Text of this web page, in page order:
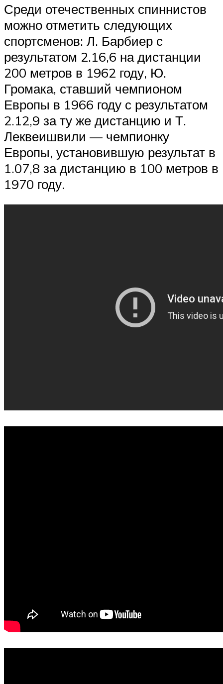
Среди отечественных спиннистов
можно отметить следующих
спортсменов: Л. Барбиер с
результатом 2.16,6 на дистанции
200 метров в 1962 году, Ю.
Громака, ставший чемпионом
Европы в 1966 году с результатом
2.12,9 за ту же дистанцию и Т.
Леквеишвили — чемпионку
Европы, установившую результат в
1.07,8 за дистанцию в 100 метров в
1970 году.